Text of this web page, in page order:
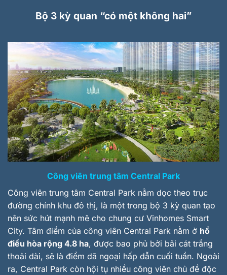
Bộ 3 kỳ quan “có một không hai”
Công viên trung tâm Central Park
Công viên trung tâm Central Park nằm dọc theo trục
đường chính khu đô thị, là một trong bộ 3 kỳ quan tạo
nên sức hút mạnh mẽ cho chung cư Vinhomes Smart
City. Tâm điểm của công viên Central Park nằm ở hồ
điều hòa rộng 4.8 ha, được bao phủ bởi bãi cát trắng
thoải dài, sẽ là điểm dã ngoại hấp dẫn cuối tuần. Ngoài
ra, Central Park còn hội tụ nhiều công viên chủ đề độc